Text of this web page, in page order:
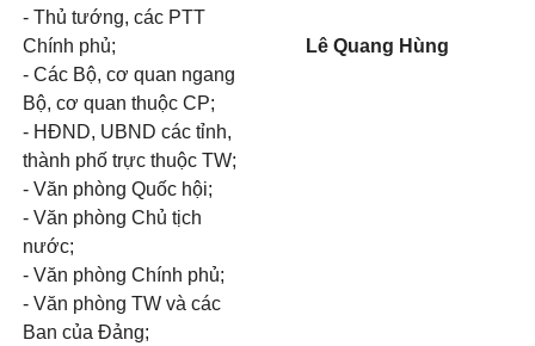
- Thủ tướng, các PTT
Chính phủ;
- Các Bộ, cơ quan ngang
Bộ, cơ quan thuộc CP;
- HĐND, UBND các tỉnh,
thành phố trực thuộc TW;
- Văn phòng Quốc hội;
- Văn phòng Chủ tịch
nước;
- Văn phòng Chính phủ;
- Văn phòng TW và các
Ban của Đảng;
Lê Quang Hùng